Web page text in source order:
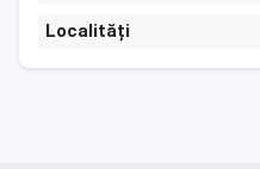
Localități